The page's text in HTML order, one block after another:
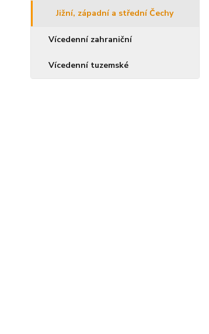
Jižní, západní a střední Čechy
Vícedenní zahraniční
Vícedenní tuzemské